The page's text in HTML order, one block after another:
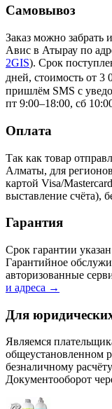
Самовывоз
Заказ можно забрать
Авис в Атырау по
2GIS). Срок
дней, стоимость от
пришлём SMS с
пт 9:00–18:00, сб
Оплата
Так как товар
Алматы, для
картой Visa/
выставление счёта),
Гарантия
Срок гарантии
Гарантийное
авторизованные
и адреса →
Для
Являемся
общеустановленном
безналичному
Документооборот